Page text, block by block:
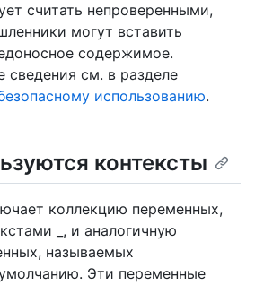
считать непроверенными,
могут вставить
содержимое.
сведения см. в разделе
использованию.
контексты
коллекцию переменных,
_, и аналогичную
называемых
Эти переменные